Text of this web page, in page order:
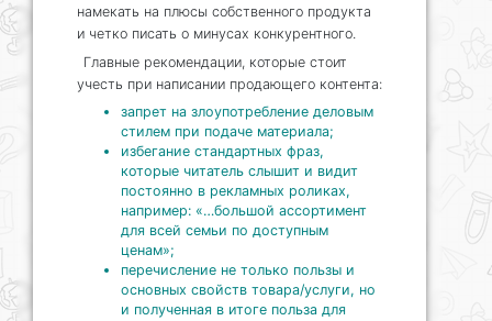
намекать на плюсы собственного продукта
и четко писать о минусах конкурентного.
Главные рекомендации, которые стоит
учесть при написании продающего контента:
запрет на злоупотребление деловым
стилем при подаче материала;
избегание стандартных фраз,
которые читатель слышит и видит
постоянно в рекламных роликах,
например: «…большой ассортимент
для всей семьи по доступным
ценам»;
перечисление не только пользы и
основных свойств товара/услуги, но
и полученная в итоге польза для